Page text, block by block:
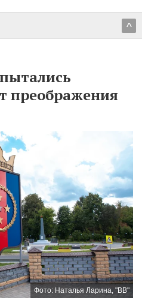
^
преображения
Фото: Наталья Ларина, "ВВ"